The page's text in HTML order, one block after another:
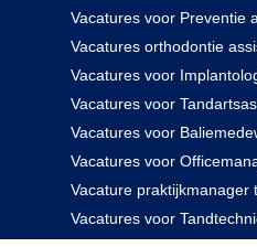
Vacatures voor Preventie
Vacatures orthodontie
Vacatures voor
Vacatures voor
Vacatures voor
Vacatures voor
Vacature praktijkmanager
Vacatures voor